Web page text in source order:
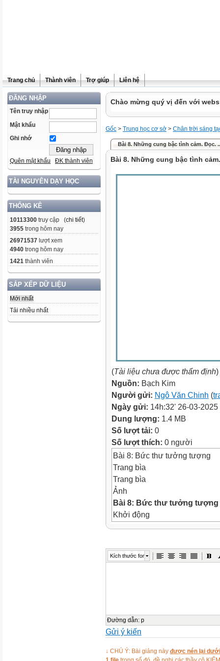
Trang chủ Thành viên Trợ giúp Liên hệ
ĐĂNG NHẬP
Tên truy nhập
Mật khẩu
Ghi nhớ
Quên mật khẩu ĐK thành viên
TÀI NGUYÊN DẠY HỌC
THỐNG KÊ
10113300 truy cập (chi tiết)
3955 trong hôm nay
26971537 lượt xem
4940 trong hôm nay
1421 thành viên
SẮP XẾP DỮ LIỆU
Mới nhất
Tải nhiều nhất
Chào mừng quý vị đến với
Gốc > Trung học cơ sở > Chân trời sáng
Bài 8. Những cung bậc tình cảm.
Bài 8. Những cung bậc tình
(Tài liệu chưa được thẩm định)
Nguồn: Bạch Kim
Người gửi: Ngô Văn Chinh (
Ngày gửi: 14h:32' 26-03-2025
Dung lượng: 1.4 MB
Số lượt tải: 0
Số lượt thích: 0 người
Bài 8: Bức thư tưởng tượng
Trang bìa
Trang bìa
Ảnh
Bài 8: Bức thư tưởng tượng
Khởi động
1. Ai là tác giả “Bức thư tưởng
Lý Lan
Nhà xuất bản Giáo dục
Trích từ Miên man tuỳ bút,
Bài tập trắc nghiệm
Kích thước font
Đường dẫn: p
Gửi ý kiến
↓ CHÚ Ý: Bài giảng này được nén lại